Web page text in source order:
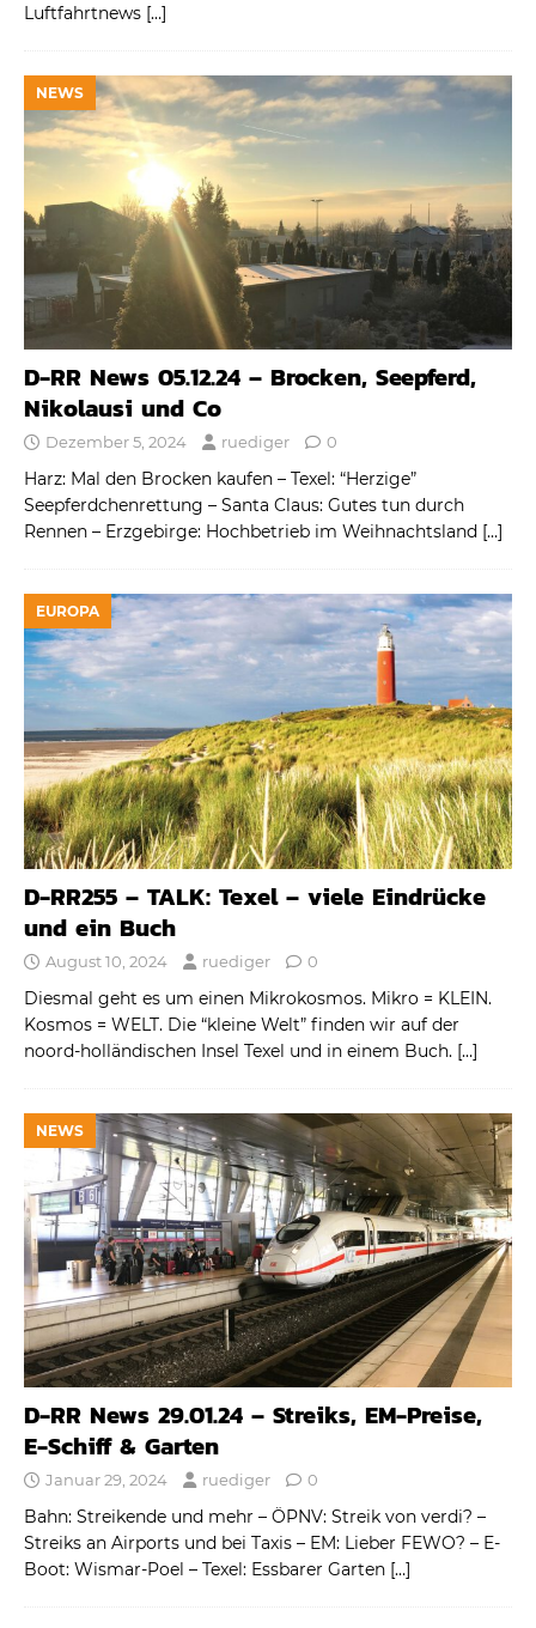
Luftfahrtnews […]
NEWS
D-RR News 05.12.24 – Brocken, Seepferd,
Nikolausi und Co
Dezember 5, 2024 ruediger 0
Harz: Mal den Brocken kaufen – Texel: “Herzige”
Seepferdchenrettung – Santa Claus: Gutes tun durch
Rennen – Erzgebirge: Hochbetrieb im Weihnachtsland […]
EUROPA
D-RR255 – TALK: Texel – viele Eindrücke
und ein Buch
August 10, 2024 ruediger 0
Diesmal geht es um einen Mikrokosmos. Mikro = KLEIN.
Kosmos = WELT. Die “kleine Welt” finden wir auf der
noord-holländischen Insel Texel und in einem Buch. […]
NEWS
D-RR News 29.01.24 – Streiks, EM-Preise,
E-Schiff & Garten
Januar 29, 2024 ruediger 0
Bahn: Streikende und mehr – ÖPNV: Streik von verdi? –
Streiks an Airports und bei Taxis – EM: Lieber FEWO? – E-
Boot: Wismar-Poel – Texel: Essbarer Garten […]